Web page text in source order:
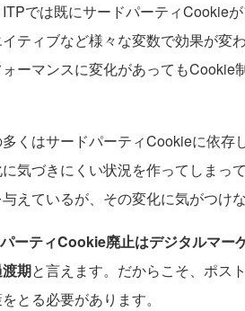
では既にサードパーティCookie
ティブなど様々な変数で効果が変
ーマンスに変化があってもCookie
くはサードパーティCookieに依存
気づきにくい状況を作ってしまっ
えているが、その変化に気がつけな
ーティCookie廃止はデジタルマー
期と言えます。だからこそ、ポス
とる必要があります。